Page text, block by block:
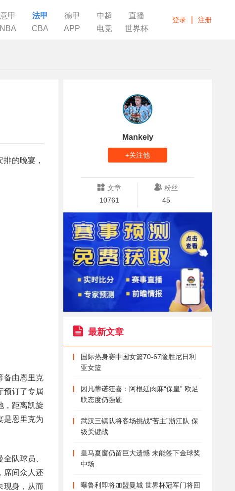
意甲 法甲 德甲 中超
直播
NBA CBA APP 电竞 世界杯
登录 注册
的晚宴，
备由恩里克
预订了专属
，距离凯旋
是恩里克为
队球员、
席间众人还
现身，从而
Mankeiy
+关注他
文章
10761
粉丝
45
最新文章
国际热身赛中国女篮70-67险胜尼日利
亚女篮
因凡蒂诺狂喜：阿根廷肉麻“保皇” 欧足
联态度仍强硬
武汉三镇队将客场挑战“苦主”浙江队 保
级关键战
皇马夏窗仍留巨大遗憾 未能签下金球奖
中场
曝鲁利即将加盟曼城 世界杯冠军门将回